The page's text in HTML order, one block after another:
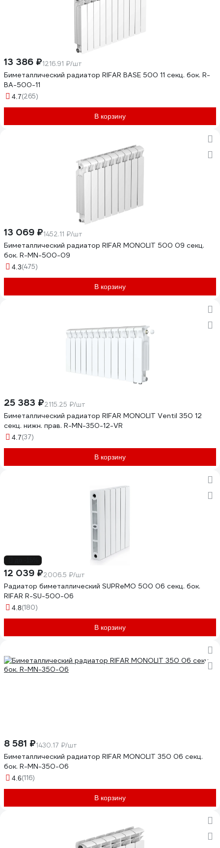
13 386 ₽1216.91 ₽/шт
Биметаллический радиатор RIFAR BASE 500 11 секц. бок. R-
BA-500-11
4.7(265)
В корзину
13 069 ₽1452.11 ₽/шт
Биметаллический радиатор RIFAR MONOLIT 500 09 секц.
бок. R-MN-500-09
4.3(475)
В корзину
25 383 ₽2115.25 ₽/шт
Биметаллический радиатор RIFAR MONOLIT Ventil 350 12
секц. нижн. прав. R-MN-350-12-VR
4.7(37)
В корзину
12 039 ₽2006.5 ₽/шт
Радиатор биметаллический SUPReMO 500 06 секц. бок.
RIFAR R-SU-500-06
4.8(180)
В корзину
8 581 ₽1430.17 ₽/шт
Биметаллический радиатор RIFAR MONOLIT 350 06 секц.
бок. R-MN-350-06
4.6(116)
В корзину